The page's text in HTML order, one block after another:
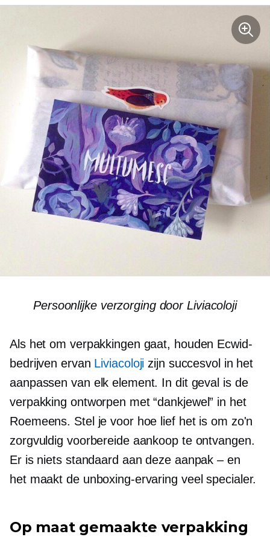
Persoonlijke verzorging door Liviacoloji
Als het om verpakkingen gaat, houden Ecwid-
bedrijven ervan Liviacoloji zijn succesvol in het
aanpassen van elk element. In dit geval is de
verpakking ontworpen met “dankjewel” in het
Roemeens. Stel je voor hoe lief het is om zo'n
zorgvuldig voorbereide aankoop te ontvangen.
Er is niets standaard aan deze aanpak – en
het maakt de unboxing-ervaring veel specialer.
Op maat gemaakte verpakking